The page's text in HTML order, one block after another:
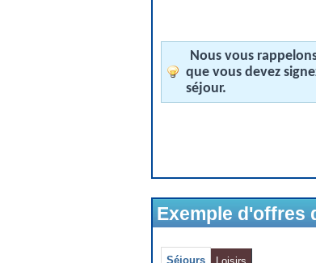
Nous vous
que vous devez
séjour.
Exemple d'offres
Séjours